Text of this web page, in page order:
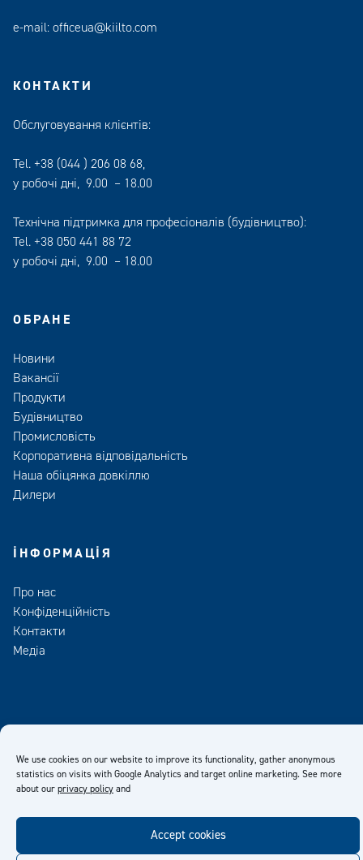
We use cookies on our website to improve its functionality, gather anonymous
statistics on visits with Google Analytics and target online marketing. See more
about our privacy policy and
Accept cookies
e-mail: officeua@kiilto.com
КОНТАКТИ
Обслуговування клієнтів:
Tel. +38 (044 ) 206 08 68,
у робочі дні, 9.00 – 18.00
Технічна підтримка для професіоналів (будівництво):
Tel. +38 050 441 88 72
у робочі дні, 9.00 – 18.00
ОБРАНЕ
Новини
Вакансії
Продукти
Будівництво
Промисловість
Корпоративна відповідальність
Наша обіцянка довкіллю
Дилери
ІНФОРМАЦІЯ
Про нас
Конфіденційність
Контакти
Медіа
facebook
twitterlinkedinyoutube